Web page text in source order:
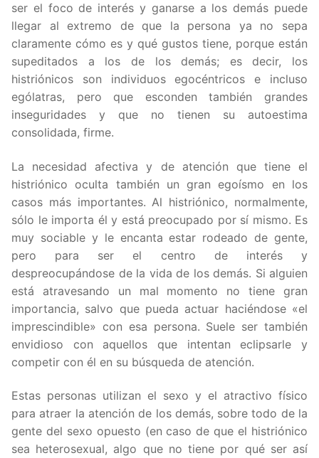
ser el foco de interés y ganarse a los demás puede
llegar al extremo de que la persona ya no sepa
claramente cómo es y qué gustos tiene, porque están
supeditados a los de los demás; es decir, los
histriónicos son individuos egocéntricos e incluso
ególatras, pero que esconden también grandes
inseguridades y que no tienen su autoestima
consolidada, firme.
La necesidad afectiva y de atención que tiene el
histriónico oculta también un gran egoísmo en los
casos más importantes. Al histriónico, normalmente,
sólo le importa él y está preocupado por sí mismo. Es
muy sociable y le encanta estar rodeado de gente,
pero para ser el centro de interés y
despreocupándose de la vida de los demás. Si alguien
está atravesando un mal momento no tiene gran
importancia, salvo que pueda actuar haciéndose «el
imprescindible» con esa persona. Suele ser también
envidioso con aquellos que intentan eclipsarle y
competir con él en su búsqueda de atención.
Estas personas utilizan el sexo y el atractivo físico
para atraer la atención de los demás, sobre todo de la
gente del sexo opuesto (en caso de que el histriónico
sea heterosexual, algo que no tiene por qué ser así